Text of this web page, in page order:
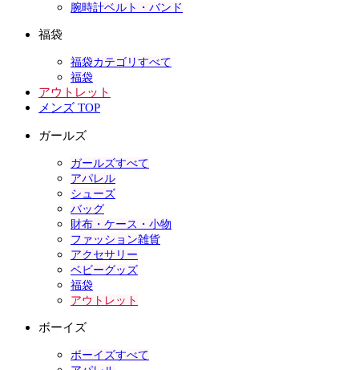
腕時計ベルト・バンド
福袋
福袋カテゴリすべて
福袋
アウトレット
メンズ TOP
ガールズ
ガールズすべて
アパレル
シューズ
バッグ
財布・ケース・小物
ファッション雑貨
アクセサリー
ベビーグッズ
福袋
アウトレット
ボーイズ
ボーイズすべて